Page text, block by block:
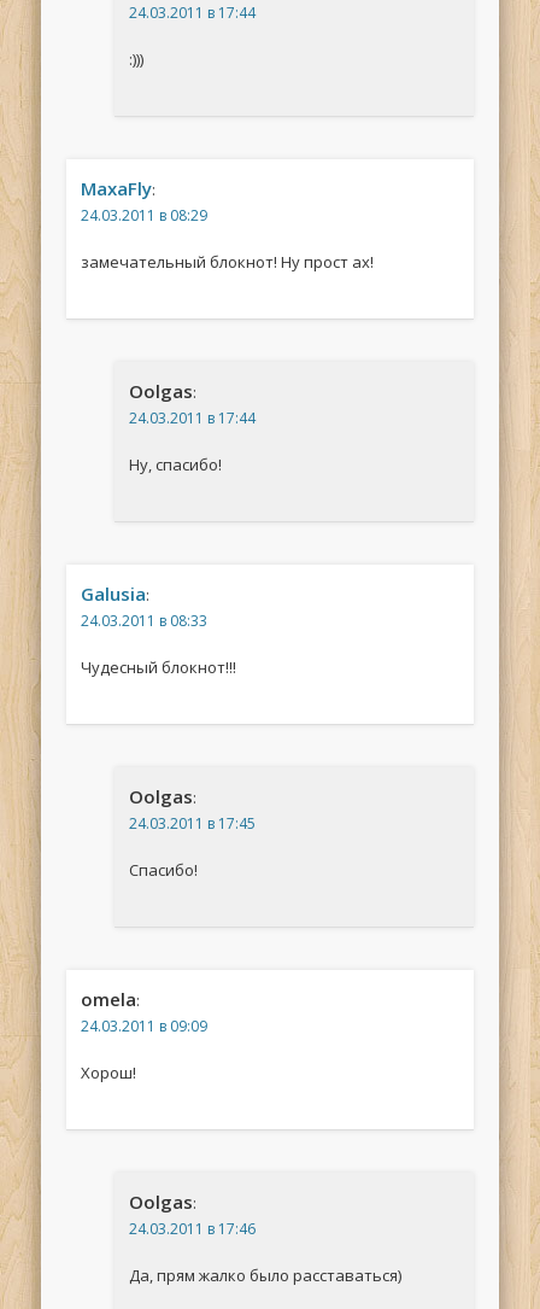
24.03.2011 в 17:44
:)))
MaxaFly:
24.03.2011 в 08:29
замечательный блокнот! Ну прост ах!
Oolgas:
24.03.2011 в 17:44
Ну, спасибо!
Galusia:
24.03.2011 в 08:33
Чудесный блокнот!!!
Oolgas:
24.03.2011 в 17:45
Спасибо!
omela:
24.03.2011 в 09:09
Хорош!
Oolgas:
24.03.2011 в 17:46
Да, прям жалко было расставаться)